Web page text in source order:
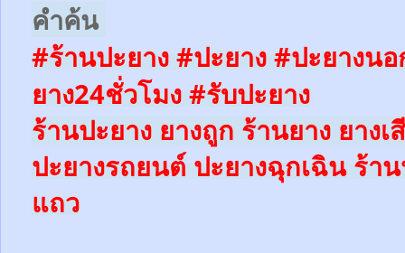
คำค้น
#ร้านปะยาง #ปะยาง #ปะยางน
ยาง24ชั่วโมง #รับปะยาง
ร้านปะยาง ยางถูก ร้านยาง ยางเ
ปะยางรถยนต์ ปะยางฉุกเฉิน ร้า
แถว